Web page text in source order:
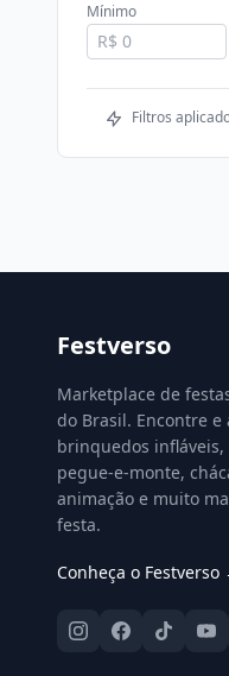
Mínimo
Filtros
Festverso
Marketplace de
do Brasil. Encontre e
brinquedos infláveis,
pegue-e-monte,
animação e muito
festa.
Conheça o Festverso